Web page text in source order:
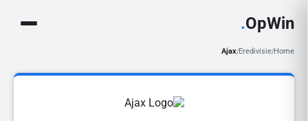
OpWin
.
Home
/
Eredivisie
/
Ajax